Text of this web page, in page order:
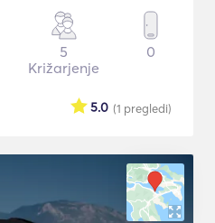
5
Križarjenje
0
(1 pregledi)
5.0